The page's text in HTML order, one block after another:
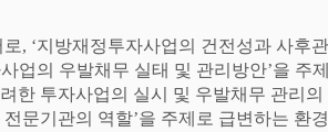
, ‘지방재정투자사업의 건전성과 사후
업의 우발채무 실태 및 관리방안’을 주
한 투자사업의 실시 및 우발채무 관리
문기관의 역할’을 주제로 급변하는 환